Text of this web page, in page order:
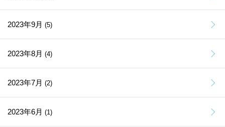
2023年9月 (5)
2023年8月 (4)
2023年7月 (2)
2023年6月 (1)